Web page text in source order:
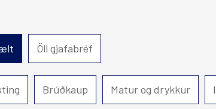
Öll gjafabréf
Brúðkaup Matur og drykkur